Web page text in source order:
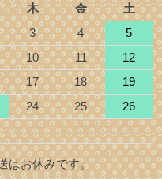
木 金
土
3 4
5
10 11
12
17 18
19
24 25
26
はお休みです。